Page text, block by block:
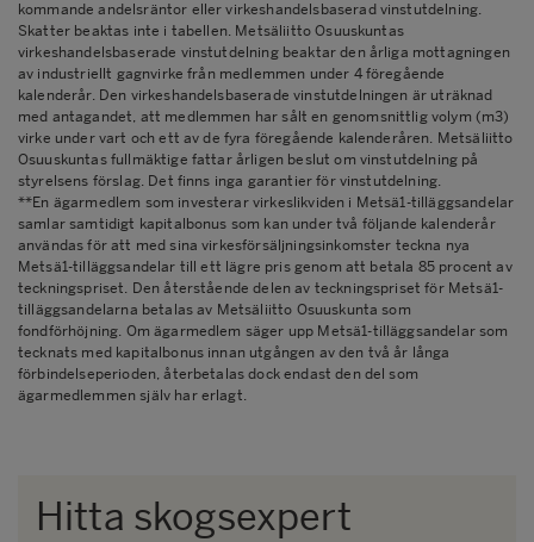
kommande andelsräntor eller virkeshandelsbaserad vinstutdelning.
Skatter beaktas inte i tabellen. Metsäliitto Osuuskuntas
virkeshandelsbaserade vinstutdelning beaktar den årliga mottagningen
av industriellt gagnvirke från medlemmen under 4 föregående
kalenderår. Den virkeshandelsbaserade vinstutdelningen är uträknad
med antagandet, att medlemmen har sålt en genomsnittlig volym (m3)
virke under vart och ett av de fyra föregående kalenderåren. Metsäliitto
Osuuskuntas fullmäktige fattar årligen beslut om vinstutdelning på
styrelsens förslag. Det finns inga garantier för vinstutdelning.
**En ägarmedlem som investerar virkeslikviden i Metsä1-tilläggsandelar
samlar samtidigt kapitalbonus som kan under två följande kalenderår
användas för att med sina virkesförsäljningsinkomster teckna nya
Metsä1-tilläggsandelar till ett lägre pris genom att betala 85 procent av
teckningspriset. Den återstående delen av teckningspriset för Metsä1-
tilläggsandelarna betalas av Metsäliitto Osuuskunta som
fondförhöjning. Om ägarmedlem säger upp Metsä1-tilläggsandelar som
tecknats med kapitalbonus innan utgången av den två år långa
förbindelseperioden, återbetalas dock endast den del som
ägarmedlemmen själv har erlagt.
Hitta skogsexpert